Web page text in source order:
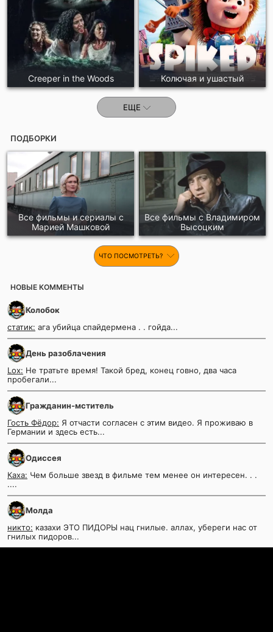
Creeper in the Woods Колючая и ушастый
ЕЩЕ
ПОДБОРКИ
Все фильмы и сериалы с
Марией Машковой
Все фильмы c Владимиром
Высоцким
ЧТО ПОСМОТРЕТЬ?
НОВЫЕ КОММЕНТЫ
Колобок
статик: ага убийца спайдермена . . гойда...
День разоблачения
Lox: Не тратьте время! Такой бред, конец говно, два часа
пробегали...
Гражданин-мститель
Гость Фёдор: Я отчасти согласен с этим видео. Я проживаю в
Германии и здесь есть...
Одиссея
Каха: Чем больше звезд в фильме тем менее он интересен. . .
....
Молда
никто: казахи ЭТО ПИДОРЫ нац гнилые. аллах, убереги нас от
гнилых пидоров...